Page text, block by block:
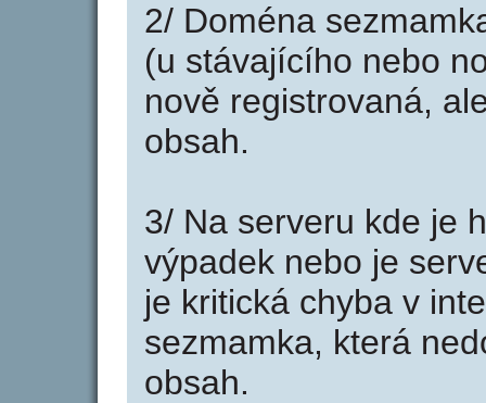
2/ Doména
(u stávajícího nebo
nově registrovaná,
obsah.
3/ Na serveru kde je
výpadek nebo je
je kritická chyba v
sezmamka, která
obsah.